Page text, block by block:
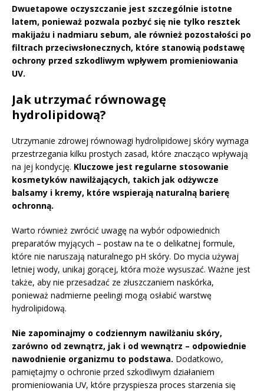
Dwuetapowe oczyszczanie jest szczególnie istotne
latem, ponieważ pozwala pozbyć się nie tylko resztek
makijażu i nadmiaru sebum, ale również pozostałości po
filtrach przeciwsłonecznych, które stanowią podstawę
ochrony przed szkodliwym wpływem promieniowania
UV.
Jak utrzymać równowagę
hydrolipidową?
Utrzymanie zdrowej równowagi hydrolipidowej skóry wymaga
przestrzegania kilku prostych zasad, które znacząco wpływają
na jej kondycję. Kluczowe jest regularne stosowanie
kosmetyków nawilżających, takich jak odżywcze
balsamy i kremy, które wspierają naturalną barierę
ochronną.
Warto również zwrócić uwagę na wybór odpowiednich
preparatów myjących – postaw na te o delikatnej formule,
które nie naruszają naturalnego pH skóry. Do mycia używaj
letniej wody, unikaj gorącej, która może wysuszać. Ważne jest
także, aby nie przesadzać ze złuszczaniem naskórka,
ponieważ nadmierne peelingi mogą osłabić warstwę
hydrolipidową.
Nie zapominajmy o codziennym nawilżaniu skóry,
zarówno od zewnątrz, jak i od wewnątrz – odpowiednie
nawodnienie organizmu to podstawa. Dodatkowo,
pamiętajmy o ochronie przed szkodliwym działaniem
promieniowania UV, które przyspiesza proces starzenia się